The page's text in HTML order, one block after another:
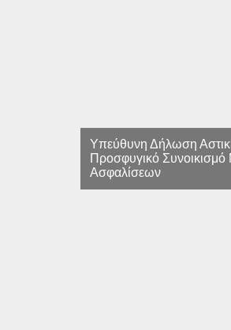
Υπεύθυνη Δήλωση
Προσφυγικό
Ασφαλίσεων